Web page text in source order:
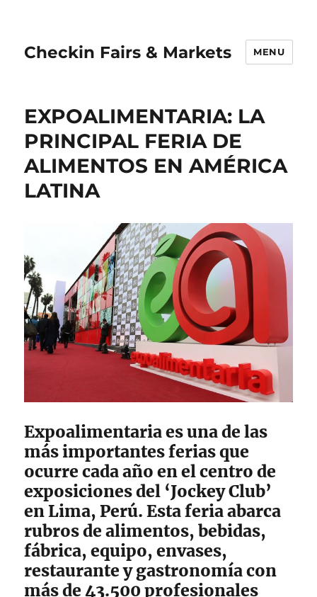
Checkin Fairs & Markets MENU
EXPOALIMENTARIA: LA
PRINCIPAL FERIA DE
ALIMENTOS EN AMÉRICA
LATINA
Expoalimentaria es una de las
más importantes ferias que
ocurre cada año en el centro de
exposiciones del ‘Jockey Club’
en Lima, Perú. Esta feria abarca
rubros de alimentos, bebidas,
fábrica, equipo, envases,
restaurante y gastronomía con
más de 43.500 profesionales